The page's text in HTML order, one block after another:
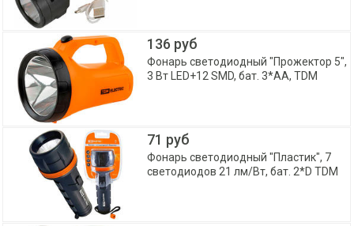
136 руб
Фонарь светодиодный "Прожектор 5",
3 Вт LED+12 SMD, бат. 3*АА, TDM
71 руб
Фонарь светодиодный "Пластик", 7
светодиодов 21 лм/Вт, бат. 2*D TDM